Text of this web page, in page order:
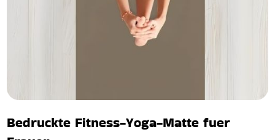
Bedruckte Fitness-Yoga-Matte fuer